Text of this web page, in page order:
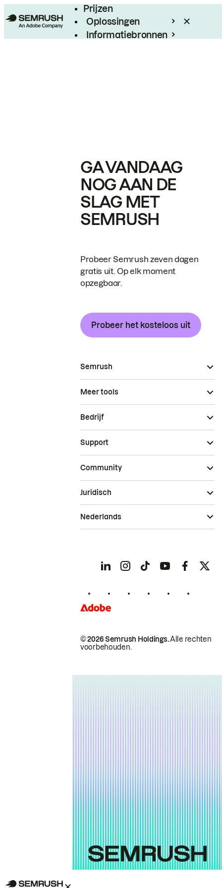
Prijzen
Oplossingen
Informatiebronnen
GA VANDAAG
NOG AAN DE
SLAG MET
SEMRUSH
Probeer Semrush zeven dagen
gratis uit. Op elk moment
opzegbaar.
Probeer het kosteloos uit
Semrush
Meer tools
Bedrijf
Support
Community
© 2026 Semrush Holdings.Alle rechten
voorbehouden.
Juridisch
Nederlands